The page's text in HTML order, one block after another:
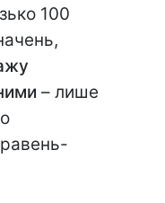
100
– лише